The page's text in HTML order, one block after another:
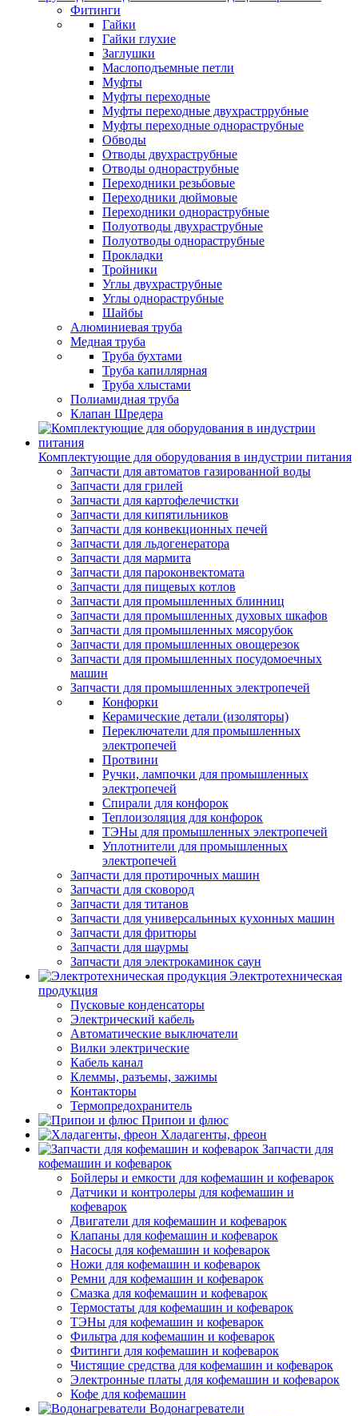
Фитинги
Гайки
Гайки глухие
Заглушки
Маслоподъемные петли
Муфты
Муфты переходные
Муфты переходные двухрастррубные
Муфты переходные однораструбные
Обводы
Отводы двухраструбные
Отводы однораструбные
Переходники резьбовые
Переходники дюймовые
Переходники однораструбные
Полуотводы двухраструбные
Полуотводы однораструбные
Прокладки
Тройники
Углы двухраструбные
Углы однораструбные
Шайбы
Алюминиевая труба
Медная труба
Труба бухтами
Труба капиллярная
Труба хлыстами
Полиамидная труба
Клапан Шредера
Комплектующие для оборудования в индустрии питания
Запчасти для автоматов газированной воды
Запчасти для грилей
Запчасти для картофелечистки
Запчасти для кипятильников
Запчасти для конвекционных печей
Запчасти для льдогенератора
Запчасти для мармита
Запчасти для пароконвектомата
Запчасти для пищевых котлов
Запчасти для промышленных блинниц
Запчасти для промышленных духовых шкафов
Запчасти для промышленных мясорубок
Запчасти для промышленных овощерезок
Запчасти для промышленных посудомоечных
машин
Запчасти для промышленных электропечей
Конфорки
Керамические детали (изоляторы)
Переключатели для промышленных
электропечей
Протвини
Ручки, лампочки для промышленных
электропечей
Спирали для конфорок
Теплоизоляция для конфорок
ТЭНы для промышленных электропечей
Уплотнители для промышленных
электропечей
Запчасти для протирочных машин
Запчасти для сковород
Запчасти для титанов
Запчасти для универсальнных кухонных машин
Запчасти для фритюры
Запчасти для шаурмы
Запчасти для электрокаминок саун
Электротехническая
продукция
Пусковые конденсаторы
Электрический кабель
Автоматические выключатели
Вилки электрические
Кабель канал
Клеммы, разъемы, зажимы
Контакторы
Термопредохранитель
Припои и флюс
Хладагенты, фреон
Запчасти для
кофемашин и кофеварок
Бойлеры и емкости для кофемашин и кофеварок
Датчики и контролеры для кофемашин и
кофеварок
Двигатели для кофемашин и кофеварок
Клапаны для кофемашин и кофеварок
Насосы для кофемашин и кофеварок
Ножи для кофемашин и кофеварок
Ремни для кофемашин и кофеварок
Смазка для кофемашин и кофеварок
Термостаты для кофемашин и кофеварок
ТЭНы для кофемашин и кофеварок
Фильтра для кофемашин и кофеварок
Фитинги для кофемашин и кофеварок
Чистящие средства для кофемашин и кофеварок
Электронные платы для кофемашин и кофеварок
Кофе для кофемашин
Водонагреватели